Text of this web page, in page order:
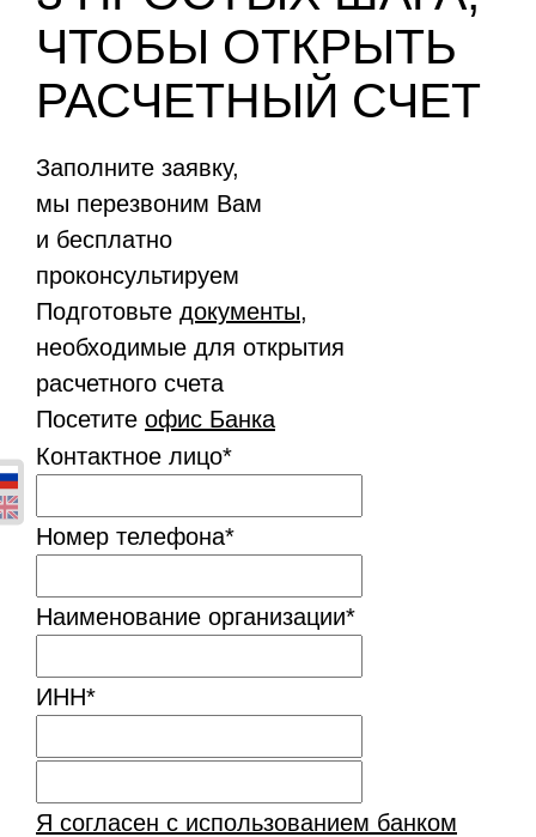
ЧТОБЫ ОТКРЫТЬ
РАСЧЕТНЫЙ СЧЕТ
Заполните заявку,
мы перезвоним Вам
и бесплатно
проконсультируем
Подготовьте документы,
необходимые для открытия
расчетного счета
Посетите офис Банка
Контактное лицо*
Номер телефона*
Наименование организации*
ИНН*
Я согласен с использованием банком